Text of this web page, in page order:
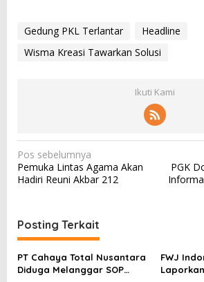
Gedung PKL Terlantar
Headline
Wisma Kreasi Tawarkan Solusi
Ikuti Kami
N
a
g
a
s
Pos sebelumnya
Pemuka Lintas Agama Akan
Hadiri Reuni Akbar 212
PGK
Posting Terkait
PT Cahaya Total Nusantara
Diduga Melanggar SOP
FWJ